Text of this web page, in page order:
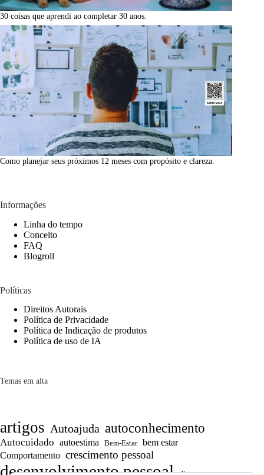
30 coisas que aprendi ao completar 30 anos.
Como planejar seus próximos 12 meses com propósito e clareza.
Informações
Linha do tempo
Conceito
FAQ
Blogroll
Políticas
Direitos Autorais
Política de Privacidade
Política de Indicação de produtos
Política de uso de IA
Temas em alta
artigos Autoajuda autoconhecimento
Autocuidado autoestima Bem-Estar bem estar
Comportamento crescimento pessoal
desenvolvimento pessoal